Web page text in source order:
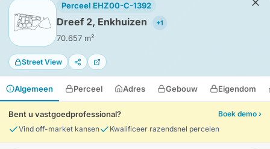
Perceel EHZ00-C-1392
Dreef 2, Enkhuizen +1
70.657 m²
Street View
Algemeen Perceel Adres Gebouw Eigendom
Bent u vastgoedprofessional?
Boek demo ›
Vind off-market kansen
Kwalificeer razendsnel percelen